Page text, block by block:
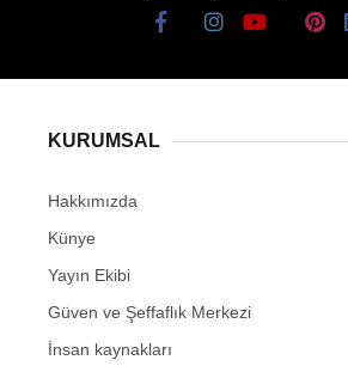
KURUMSAL
Hakkımızda
Künye
Yayın Ekibi
Güven ve Şeffaflık Merkezi
İnsan kaynakları